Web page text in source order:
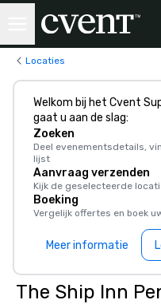
Locaties
Welkom bij het Cvent
gaat u aan de slag:
Zoeken
Deel evenementsdetails,
lijst
Aanvraag verzenden
Kijk de geselecteerde
Boeking
Vergelijk offertes en boek
Meer informatie
The Ship Inn